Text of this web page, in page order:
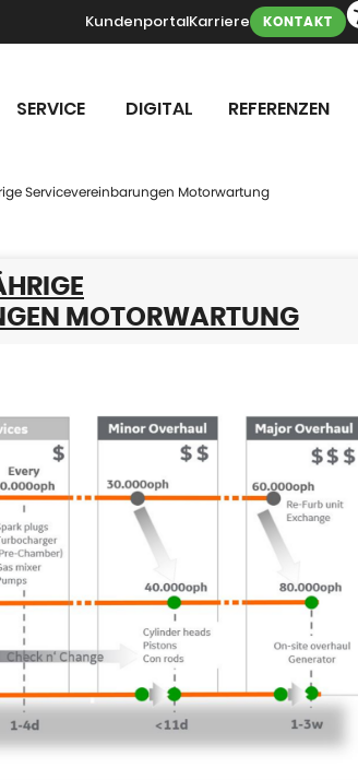
KundenportalKarriere KONTAKT
SERVICE DIGITAL REFERENZEN
Servicevereinbarungen Motorwartung
MOTORWARTUNG